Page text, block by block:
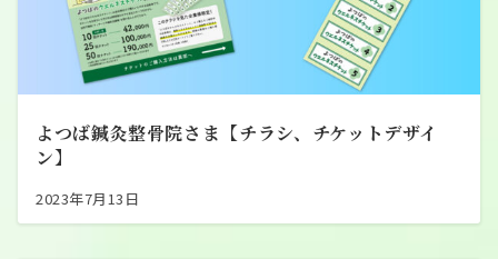
よつば鍼灸整骨院さま【チラシ、チケットデザイ
ン】
2023年7月13日